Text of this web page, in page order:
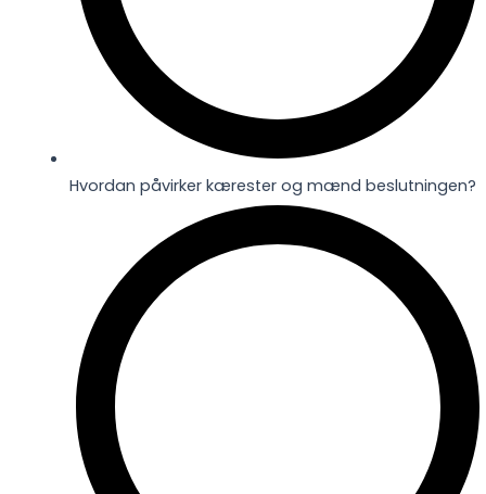
Hvordan påvirker kærester og mænd beslutningen?